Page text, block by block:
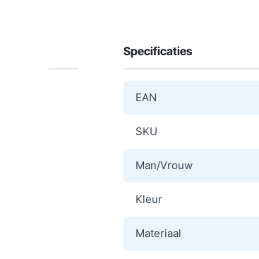
Specificaties
EAN
SKU
Man/Vrouw
Kleur
Materiaal